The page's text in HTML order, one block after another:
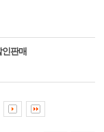
판매